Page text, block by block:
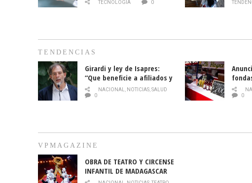
TECNOLOGÍA 0
TENDENCIAS
Girardi y ley de Isapres:
“Que beneficie a afiliados y
no legalice el abuso”
NACIONAL, NOTICIAS,SALUD
0
0
VPMAGAZINE
OBRA DE TEATRO Y CIRCENSE
INFANTIL DE MADAGASCAR
EN EL PARQUE HURATDO